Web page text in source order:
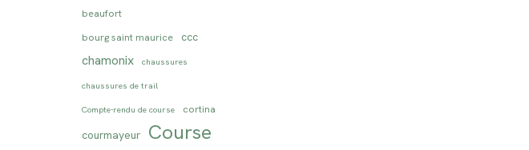
beaufort
bourg saint maurice
ccc
chamonix chaussures
chaussures de trail
Compte-rendu de course cortina
courmayeur Course